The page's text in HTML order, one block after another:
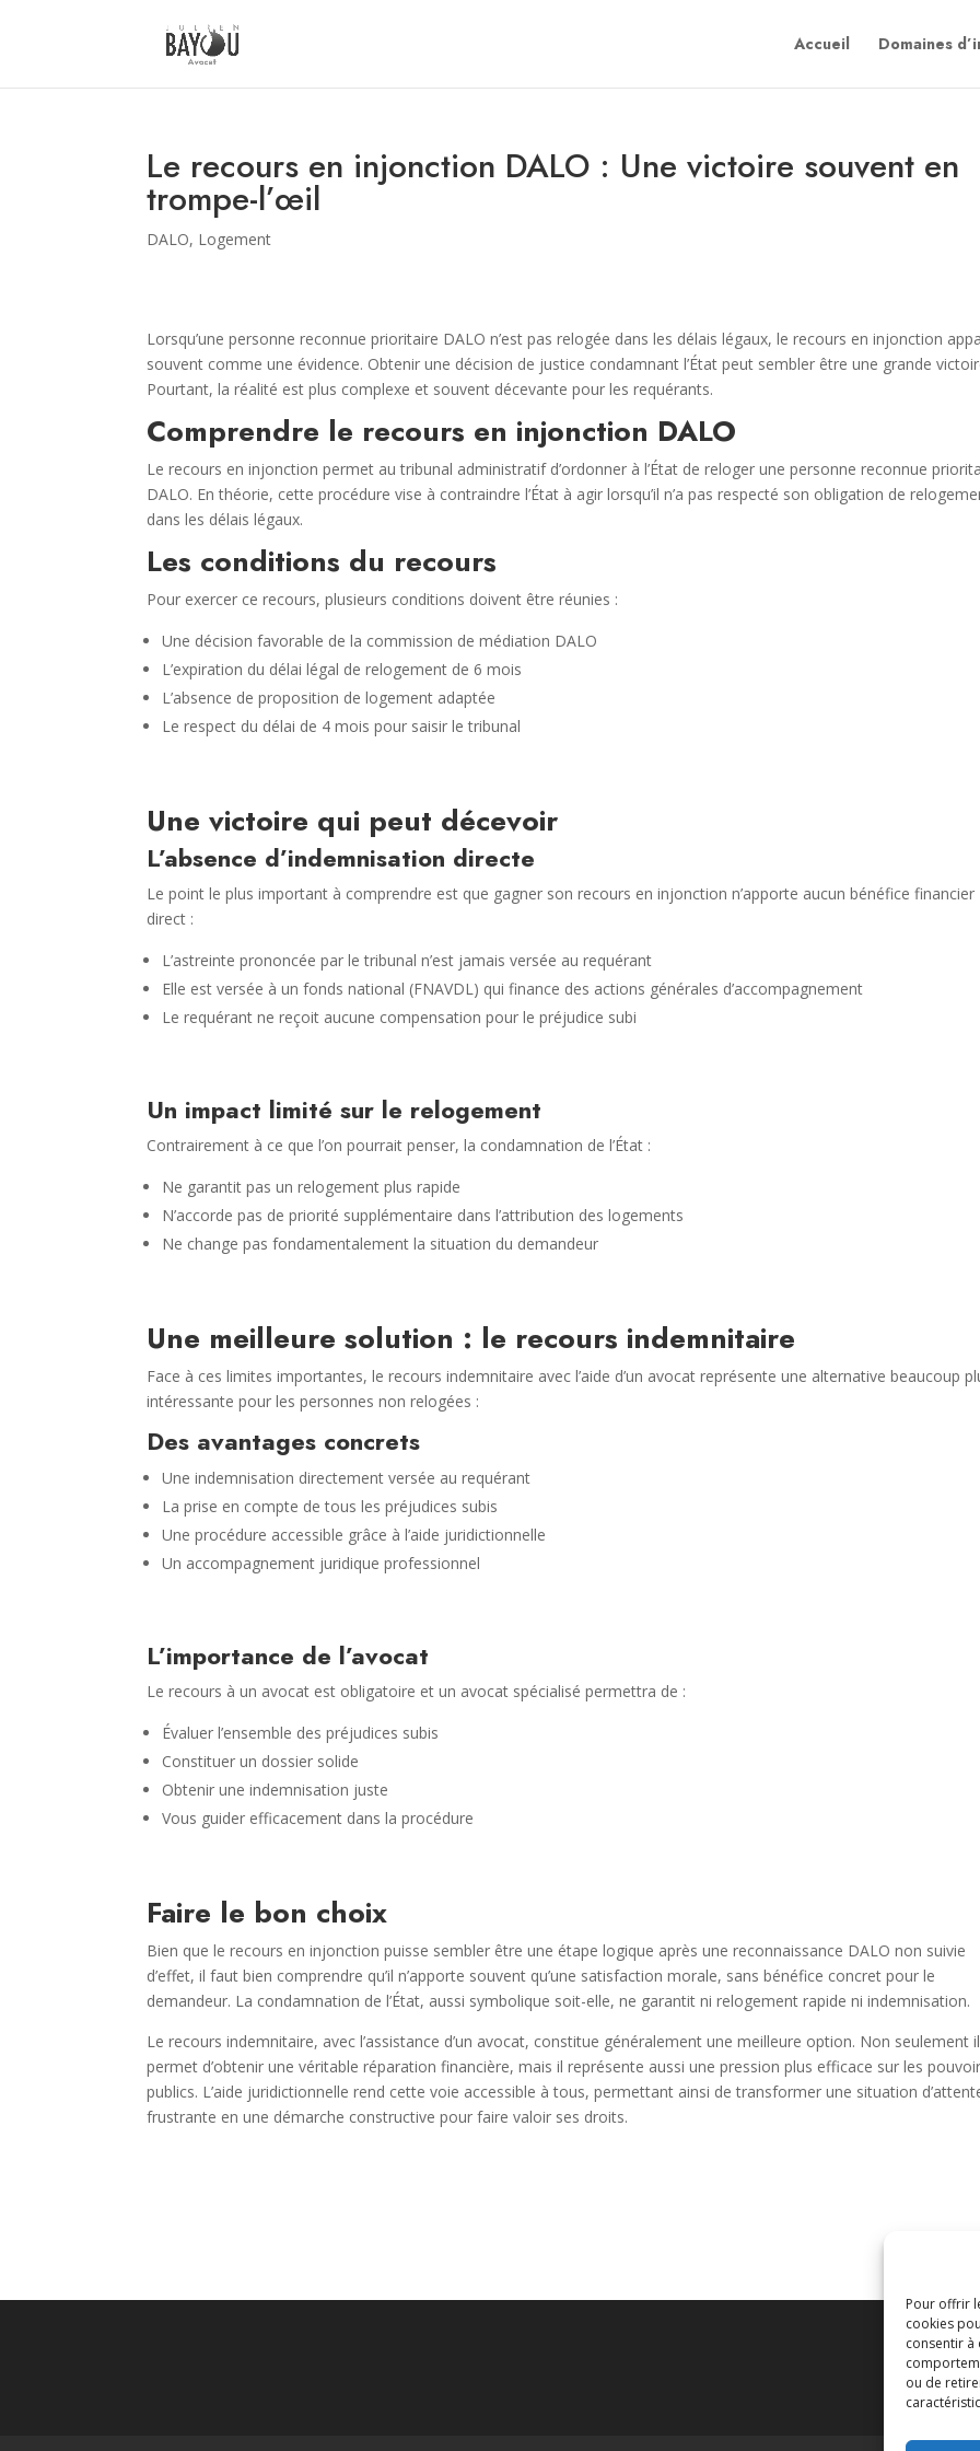
Pour offrir
cookies
consentir à
ou de
Accueil Domaines
Le recours en injonction DALO : Une victoire souvent en
trompe-l’œil
DALO, Logement
Lorsqu’une personne reconnue prioritaire DALO n’est pas relogée dans les délais légaux, le recours en injonction
souvent comme une évidence. Obtenir une décision de justice condamnant l’État peut sembler être une grande
Pourtant, la réalité est plus complexe et souvent décevante pour les requérants.
Comprendre le recours en injonction DALO
Le recours en injonction permet au tribunal administratif d’ordonner à l’État de reloger une personne reconnue
DALO. En théorie, cette procédure vise à contraindre l’État à agir lorsqu’il n’a pas respecté son obligation de
dans les délais légaux.
Les conditions du recours
Pour exercer ce recours, plusieurs conditions doivent être réunies :
Une décision favorable de la commission de médiation DALO
L’expiration du délai légal de relogement de 6 mois
L’absence de proposition de logement adaptée
Le respect du délai de 4 mois pour saisir le tribunal
Une victoire qui peut décevoir
L’absence d’indemnisation directe
Le point le plus important à comprendre est que gagner son recours en injonction n’apporte aucun bénéfice financier
direct :
L’astreinte prononcée par le tribunal n’est jamais versée au requérant
Elle est versée à un fonds national (FNAVDL) qui finance des actions générales d’accompagnement
Le requérant ne reçoit aucune compensation pour le préjudice subi
Un impact limité sur le relogement
Contrairement à ce que l’on pourrait penser, la condamnation de l’État :
Ne garantit pas un relogement plus rapide
N’accorde pas de priorité supplémentaire dans l’attribution des logements
Ne change pas fondamentalement la situation du demandeur
Une meilleure solution : le recours indemnitaire
Face à ces limites importantes, le recours indemnitaire avec l’aide d’un avocat représente une alternative beaucoup
intéressante pour les personnes non relogées :
Des avantages concrets
Une indemnisation directement versée au requérant
La prise en compte de tous les préjudices subis
Une procédure accessible grâce à l’aide juridictionnelle
Un accompagnement juridique professionnel
L’importance de l’avocat
Le recours à un avocat est obligatoire et un avocat spécialisé permettra de :
Évaluer l’ensemble des préjudices subis
Constituer un dossier solide
Obtenir une indemnisation juste
Vous guider efficacement dans la procédure
Faire le bon choix
Bien que le recours en injonction puisse sembler être une étape logique après une reconnaissance DALO non suivie
d’effet, il faut bien comprendre qu’il n’apporte souvent qu’une satisfaction morale, sans bénéfice concret pour le
demandeur. La condamnation de l’État, aussi symbolique soit-elle, ne garantit ni relogement rapide ni indemnisation.
Le recours indemnitaire, avec l’assistance d’un avocat, constitue généralement une meilleure option. Non seulement il
permet d’obtenir une véritable réparation financière, mais il représente aussi une pression plus efficace sur les
publics. L’aide juridictionnelle rend cette voie accessible à tous, permettant ainsi de transformer une situation
frustrante en une démarche constructive pour faire valoir ses droits.